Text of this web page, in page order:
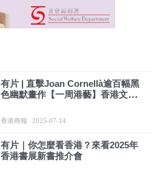
有片 | 直擊Joan Cornellà逾百幅黑
色幽默畫作【一周港藝】香港文化
香港商報 2025-07-14
有片｜你怎麼看香港？來看2025年
香港書展新書推介會